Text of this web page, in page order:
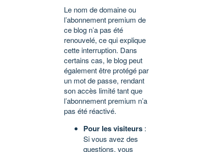
Le nom de domaine ou
l’abonnement premium de
ce blog n’a pas été
renouvelé, ce qui explique
cette interruption. Dans
certains cas, le blog peut
également être protégé par
un mot de passe, rendant
son accès limité tant que
l’abonnement premium n’a
pas été réactivé.
Pour les visiteurs :
Si vous avez des
questions, vous